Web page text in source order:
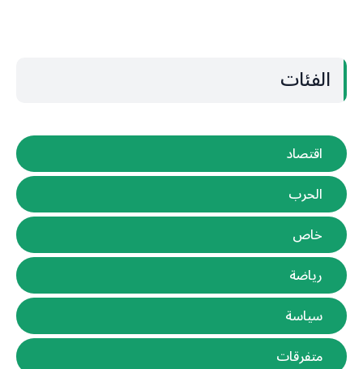
الفئات
اقتصاد
الحرب
خاص
رياضة
سياسة
متفرقات